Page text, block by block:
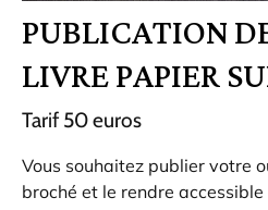
PUBLICATION
LIVRE PAPIER
Tarif 50 euros
Vous souhaitez publier votre
broché et le rendre